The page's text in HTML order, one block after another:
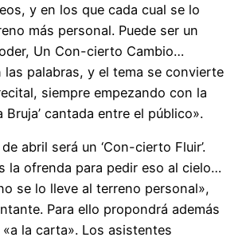
y en los que cada cual se lo
más personal. Puede ser un
Un Con-cierto Cambio…
las palabras, y el tema se convierte
siempre empezando con la
Bruja’ cantada entre el público».
abril será un ‘Con-cierto Fluir’.
la ofrenda para pedir eso al cielo…
se lo lleve al terreno personal»,
Para ello propondrá además
la carta». Los asistentes